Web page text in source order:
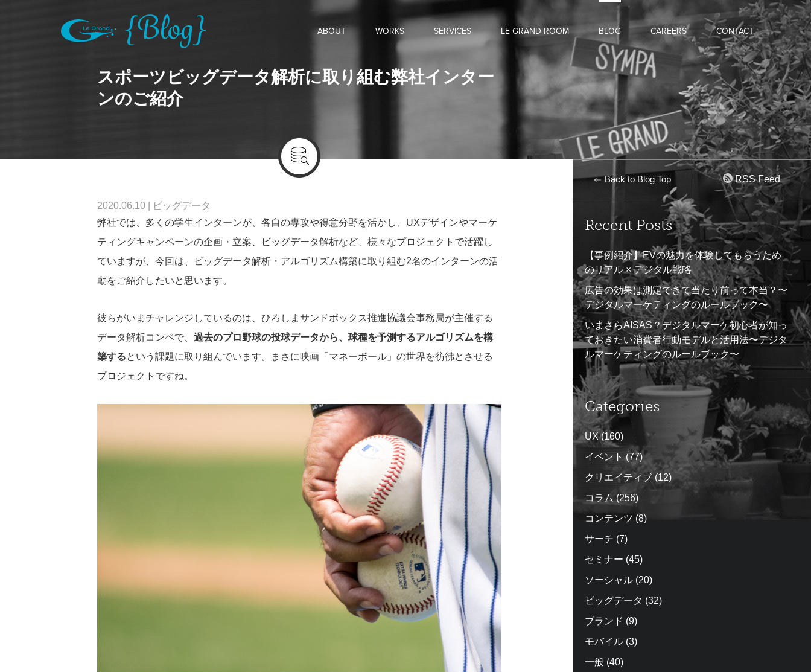
ABOUT WORKS SERVICES LE GRAND ROOM BLOG CAREERS CONTACT
スポーツビッグデータ解析に取り組む弊社インター
ンのご紹介
2020.06.10
ビッグデータ
弊社では、多くの学生インターンが、各自の専攻や得意分野を活かし、UXデザインやマーケ
ティングキャンペーンの企画・立案、ビッグデータ解析など、様々なプロジェクトで活躍し
ていますが、今回は、ビッグデータ解析・アルゴリズム構築に取り組む2名のインターンの活
動をご紹介したいと思います。
彼らがいまチャレンジしているのは、ひろしまサンドボックス推進協議会事務局が主催する
データ解析コンペで、過去のプロ野球の投球データから、球種を予測するアルゴリズムを構
築するという課題に取り組んでいます。まさに映画「マネーボール」の世界を彷彿とさせる
プロジェクトですね。
Back to Blog Top RSS Feed
Recent Posts
【事例紹介】EVの魅力を体験してもらうため
のリアル × デジタル戦略
広告の効果は測定できて当たり前って本当？〜
デジタルマーケティングのルールブック〜
いまさらAISAS？デジタルマーケ初心者が知っ
ておきたい消費者行動モデルと活用法〜デジタ
ルマーケティングのルールブック〜
Categories
UX(160)
イベント(77)
クリエイティブ(12)
コラム (256)
コンテンツ (8)
サーチ (7)
セミナー (45)
ソーシャル (20)
ビッグデータ (32)
ブランド (9)
モバイル (3)
一般 (40)